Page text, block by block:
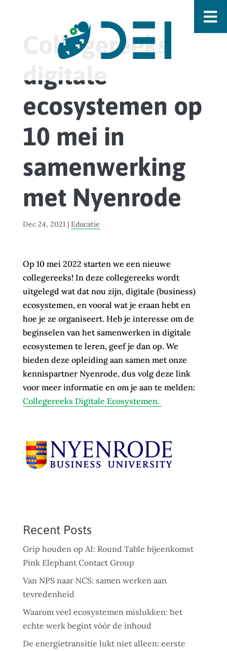
Collegereeks
digitale
ecosystemen op
10 mei in
samenwerking
met Nyenrode
Dec 24, 2021| Educatie
Op 10 mei 2022 starten we een nieuwe
collegereeks! In deze collegereeks wordt
uitgelegd wat dat nou zijn, digitale (business)
ecosystemen, en vooral wat je eraan hebt en
hoe je ze organiseert. Heb je interesse om de
beginselen van het samenwerken in digitale
ecosystemen te leren, geef je dan op. We
bieden deze opleiding aan samen met onze
kennispartner Nyenrode, dus volg deze link
voor meer informatie en om je aan te melden:
Collegereeks Digitale Ecosystemen.
Recent Posts
Grip houden op AI: Round Table bijeenkomst
Pink Elephant Contact Group
Van NPS naar NCS: samen werken aan
tevredenheid
Waarom veel ecosystemen mislukken: het
echte werk begint vóór de inhoud
De energietransitie lukt niet alleen: eerste